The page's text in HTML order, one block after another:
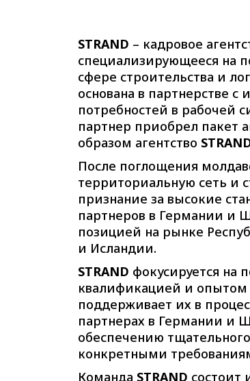
STRAND – кадровое
специализирующееся на
сфере строительства и
основана в партнерстве
потребностей в рабочей
партнер приобрел пакет
образом агентство
После поглощения
территориальную сеть и
признание за высокие
партнеров в Германии и
позицией на рынке
и Исландии.
STRAND фокусируется на
квалификацией и опытом
поддерживает их в
партнерах в Германии и
обеспечению
конкретными
Команда STRAND состоит